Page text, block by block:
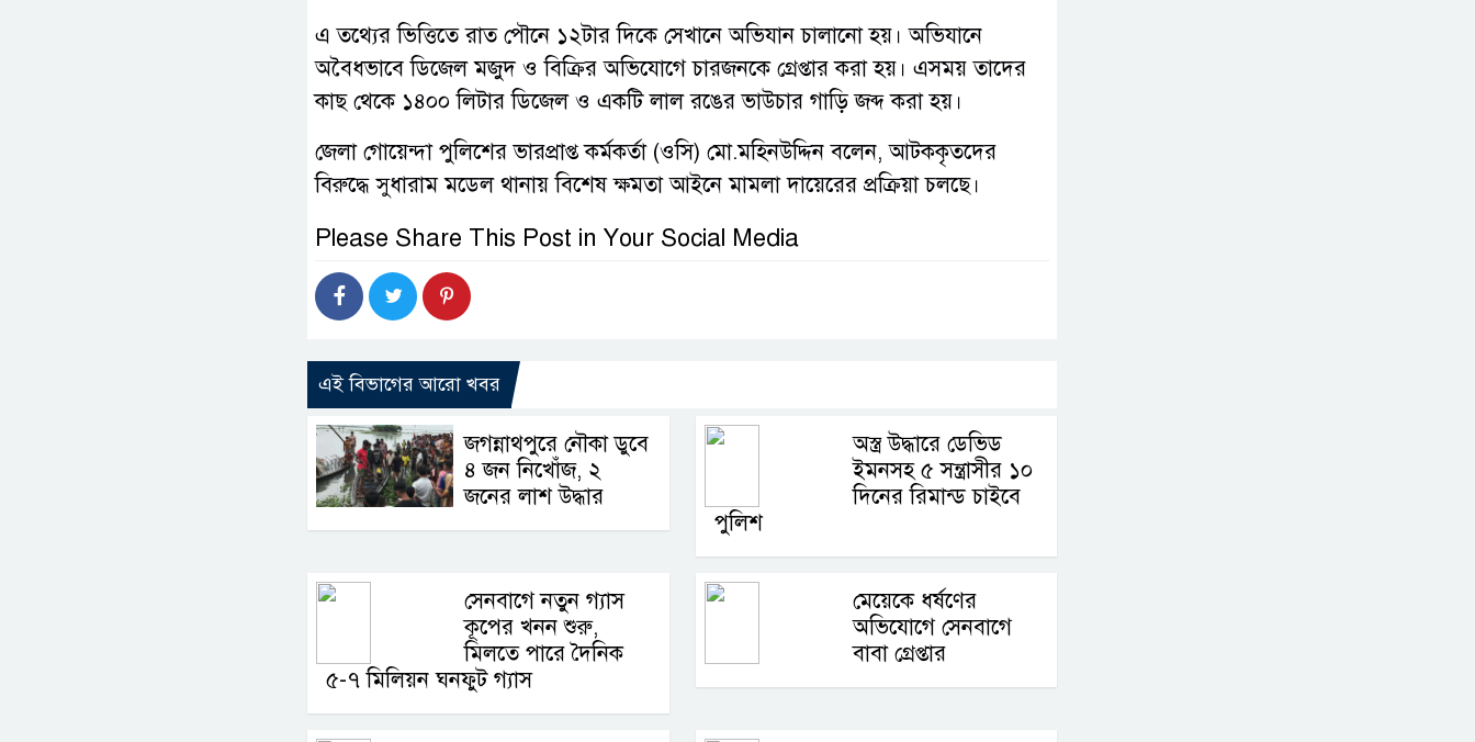
এ তথ্যের ভিত্তিতে রাত পৌনে ১২টার দিকে সেখানে অভিযান চালানো হয়। অভিযানে
অবৈধভাবে ডিজেল মজুদ ও বিক্রির অভিযোগে চারজনকে গ্রেপ্তার করা হয়। এসময় তাদের
কাছ থেকে ১৪০০ লিটার ডিজেল ও একটি লাল রঙের ভাউচার গাড়ি জব্দ করা হয়।
জেলা গোয়েন্দা পুলিশের ভারপ্রাপ্ত কর্মকর্তা (ওসি) মো.মহিনউদ্দিন বলেন, আটককৃতদের
বিরুদ্ধে সুধারাম মডেল থানায় বিশেষ ক্ষমতা আইনে মামলা দায়েরের প্রক্রিয়া চলছে।
Please Share This Post in Your Social Media
এই বিভাগের আরো খবর
জগন্নাথপুরে নৌকা ডুবে
৪ জন নিখোঁজ, ২
জনের লাশ উদ্ধার
অস্ত্র উদ্ধারে ডেভিড
ইমনসহ ৫ সন্ত্রাসীর ১০
দিনের রিমান্ড চাইবে
পুলিশ
সেনবাগে নতুন গ্যাস
কূপের খনন শুরু,
মিলতে পারে দৈনিক
৫-৭ মিলিয়ন ঘনফুট গ্যাস
মেয়েকে ধর্ষণের
অভিযোগে সেনবাগে
বাবা গ্রেপ্তার